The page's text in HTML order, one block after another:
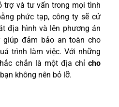
trợ và tư vấn trong mọi tình
phức tạp, công ty sẽ cử
địa hình và lên phương án
đảm bảo an toàn cho
trình làm việc. Với những
chắn là một địa chỉ cho
không nên bỏ lỡ.